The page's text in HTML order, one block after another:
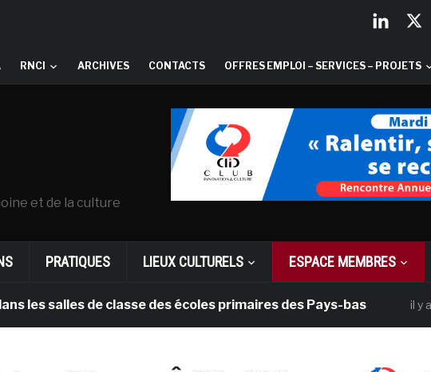
RNCI ARCHIVES CONTACTS OFFRES EMPLOI – SERVICES – PROJETS
et de la culture
PRATIQUES LIEUX CULTURELS ESPACE MEMBRES
salles de classe des écoles primaires des Pays-bas il y a 1 mois